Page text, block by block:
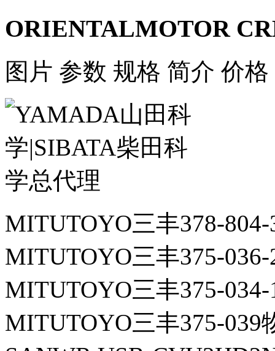
ORIENTALMOTOR
图片 参数 规格 简介 价
MITUTOYO三丰378-
MITUTOYO三丰375-
MITUTOYO三丰375-
MITUTOYO三丰375-039